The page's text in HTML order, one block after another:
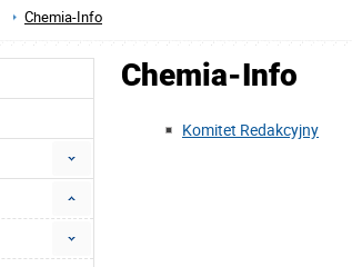
Chemia-Info
Chemia-Info
Komitet Redakcyjny